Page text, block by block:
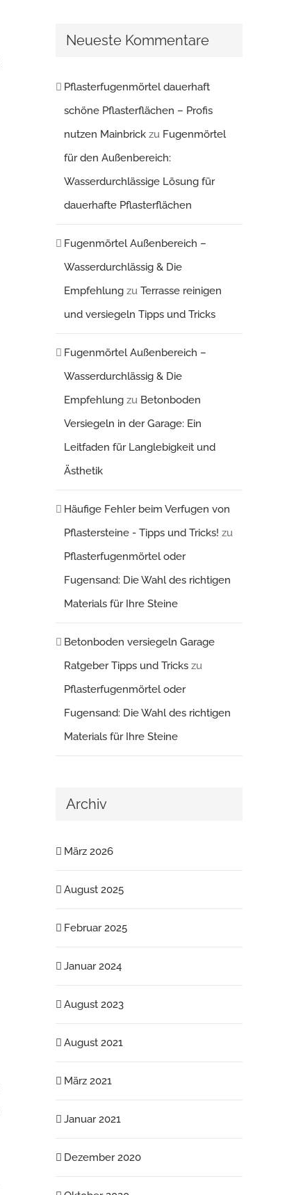
Neueste Kommentare
Pflasterfugenmörtel dauerhaft
schöne Pflasterflächen – Profis
nutzen Mainbrickzu Fugenmörtel
für den Außenbereich:
Wasserdurchlässige Lösung für
dauerhafte Pflasterflächen
Fugenmörtel Außenbereich –
Wasserdurchlässig & Die
Empfehlungzu Terrasse reinigen
und versiegeln Tipps und Tricks
Fugenmörtel Außenbereich –
Wasserdurchlässig & Die
Empfehlungzu Betonboden
Versiegeln in der Garage: Ein
Leitfaden für Langlebigkeit und
Ästhetik
Häufige Fehler beim Verfugen von
Pflastersteine - Tipps und Tricks! zu
Pflasterfugenmörtel oder
Fugensand: Die Wahl des richtigen
Materials für Ihre Steine
Betonboden versiegeln Garage
Ratgeber Tipps und Trickszu
Pflasterfugenmörtel oder
Fugensand: Die Wahl des richtigen
Materials für Ihre Steine
Archiv
März 2026
August 2025
Februar 2025
Januar 2024
August 2023
August 2021
März 2021
Januar 2021
Dezember 2020